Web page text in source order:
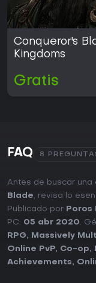
Conqueror's
Kingdoms
Gratis
FAQ 8
Antes de buscar una
Blade, revisa lo
Publicado por
PC: 05 abr 2020.
RPG, Massively
Online PvP, Co-op,
Achievements,